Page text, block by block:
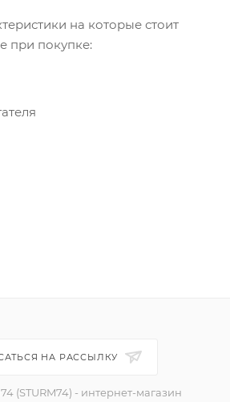
на которые стоит
при покупке:
НА РАССЫЛКУ
(STURM74) - интернет-магазин